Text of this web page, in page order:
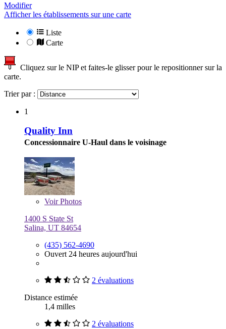
Modifier
Afficher les établissements sur une carte
Liste
Carte
Cliquez sur le NIP et faites-le glisser pour le repositionner sur la
carte.
Trier par :
1
Quality Inn
Concessionnaire U-Haul dans le voisinage
VoirPhotos
1400 S State St
Salina, UT 84654
(435) 562-4690
Ouvert 24 heures aujourd'hui
2 évaluations
Distance estimée
1,4 milles
2 évaluations